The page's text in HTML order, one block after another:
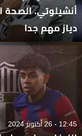
أنشيلوتي. الصحة
دياز مهم جدا
12:45 - 26 أكتوبر 2024